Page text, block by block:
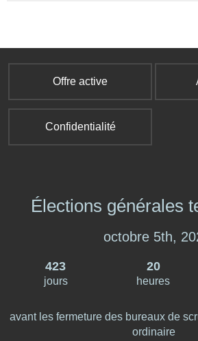
Offre active
Confidentialité
Élections générales
octobre 5th,
423
jours
20
heures
avant les fermeture des bureaux de
ordinaire